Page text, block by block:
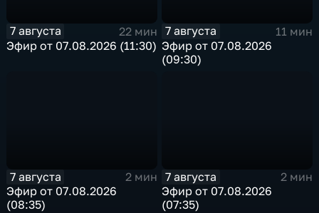
7 августа
22 мин
Эфир от 07.08.2026 (11:30)
7 августа
11 мин
Эфир от 07.08.2026
(09:30)
7 августа
2 мин
Эфир от 07.08.2026
(08:35)
7 августа
2 мин
Эфир от 07.08.2026
(07:35)